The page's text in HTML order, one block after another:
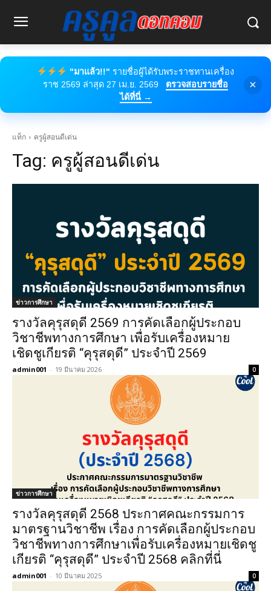
"มาแล้ว!!" รายชื่อผู้ได้รับพระราชทานเครื่อง
ราช 2569 ล่าสุด 27 เม.ย. 2569
ตรวจสอบรายชื่อ
ได้ที่นี่ →
×
แท็ก ครูผู้สอนดีเด่น
Tag: ครูผู้สอนดีเด่น
ข่าวการศึกษา
รางวัลคุรุสดุดี 2569 การคัดเลือกผู้ประกอบ
วิชาชีพทางการศึกษา เพื่อรับเครื่องหมาย
เชิดชูเกียรติ “คุรุสดุดี” ประจำปี 2569
admin001 - 19 มีนาคม 2026 0
ข่าวการศึกษา
รางวัลคุรุสดุดี 2568 ประกาศคณะกรรมการ
มาตรฐานวิชาชีพ เรื่อง การคัดเลือกผู้ประกอบ
วิชาชีพทางการศึกษาเพื่อรับเครื่องหมายเชิดชู
เกียรติ “คุรุสดุดี” ประจำปี 2568 คลิกที่นี่
admin001 - 10 มีนาคม 2025 0